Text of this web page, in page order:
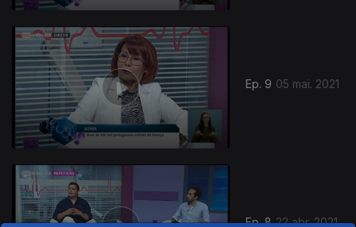
Ep. 9 05 mai. 2021
Ep. 8 22 abr. 2021